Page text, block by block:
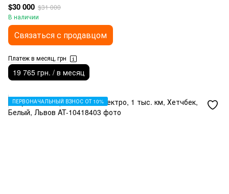
$30 000 $31 000
В наличии
Связаться с продавцом
Платеж в месяц, грн
19 765 грн. / в месяц
ПЕРВОНАЧАЛЬНЫЙ ВЗНОС ОТ 10%